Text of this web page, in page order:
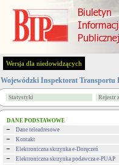
Wersja dla niedowidzących
Wojewódzki Inspektorat Transportu
Statystyki Rejestr
DANE PODSTAWOWE
Dane teleadresowe
Kontakt
Elektroniczna skrzynka e-Doręczeń
Elektroniczna skrzynka podawcza e-PUAP